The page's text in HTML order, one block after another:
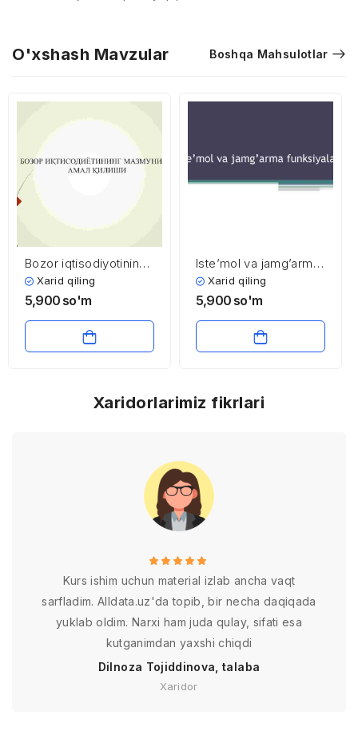
O'xshash Mavzular Boshqa Mahsulotlar
Bozor iqtisodiyotining
mazmuni va amal
qilishi
Xarid qiling
5,900 so'm
Iste’mol va jamg’arma
funksiyalari
Xarid qiling
5,900 so'm
Xaridorlarimiz fikrlari
Kurs ishim uchun material izlab ancha vaqt
sarfladim. Alldata.uz'da topib, bir necha daqiqada
yuklab oldim. Narxi ham juda qulay, sifati esa
kutganimdan yaxshi chiqdi
Dilnoza Tojiddinova, talaba
Xaridor